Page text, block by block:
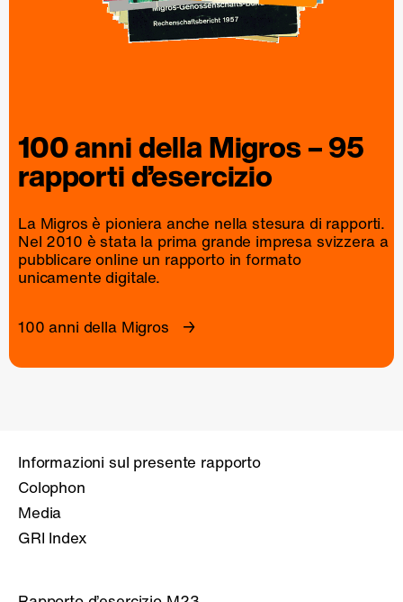
100 anni dellaMigros– 95
rapportid’esercizio
La Migros è pioniera anche nella stesura di rapporti.
Nel 2010 è stata la prima grande impresa svizzera a
pubblicare online un rapportoin formato
unicamente digitale.
100 anni della Migros
Informazioni sul presente rapporto
Colophon
Media
GRI Index